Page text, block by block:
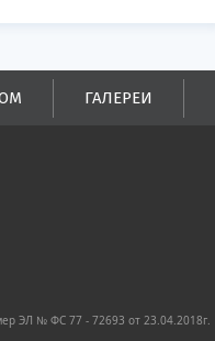
ГАЛЕРЕИ
ЭЛ № ФС 77 - 72693 от 23.04.2018г.